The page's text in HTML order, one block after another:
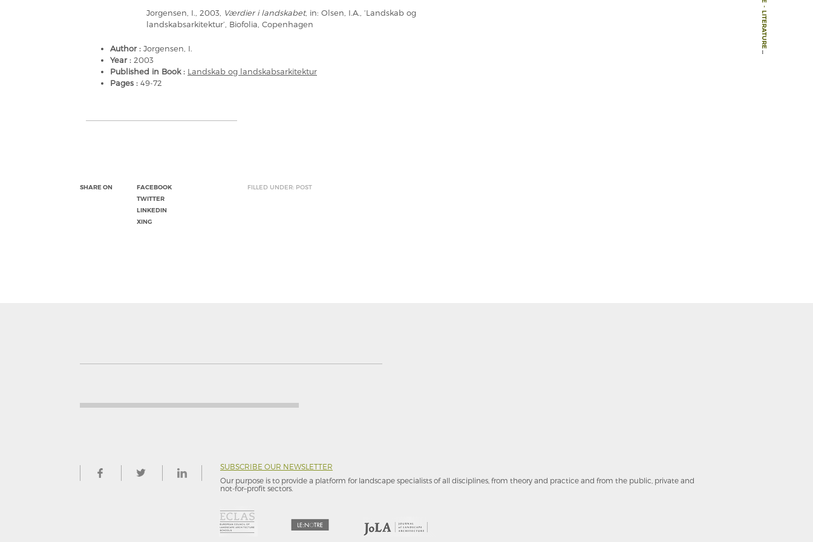
-
LITERATURE
-
Jorgensen, I., 2003, Værdier i landskabet, in: Olsen, I.A., ‘Landskab og
landskabsarkitektur’, Biofolia, Copenhagen
Author : Jorgensen, I.
Year : 2003
Published in Book : Landskab og landskabsarkitektur
Pages : 49-72
SHARE ON
FACEBOOK
TWITTER
LINKEDIN
XING
FILLED UNDER: POST
SUBSCRIBE OUR NEWSLETTER
Our purpose is to provide a platform for landscape specialists of all disciplines, from theory and practice and from the public, private and
not-for–profit sectors.